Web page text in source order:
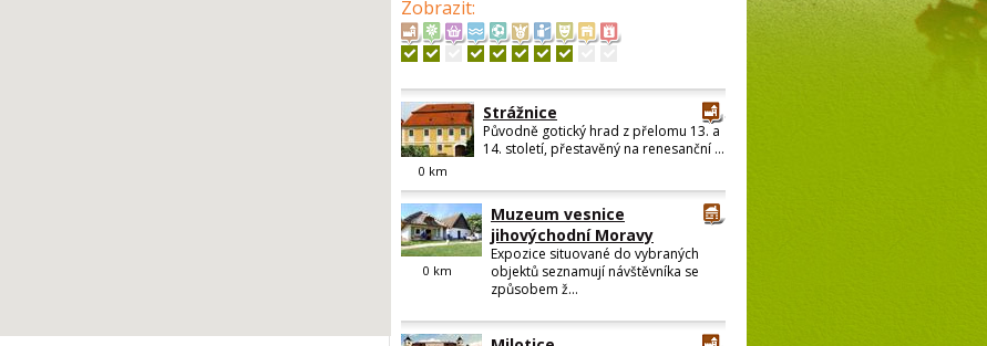
Zobrazit:
0 km
Strážnice
Původně gotický hrad z přelomu 13. a
14. století, přestavěný na renesanční ...
0 km
Muzeum vesnice
jihovýchodní Moravy
Expozice situované do vybraných
objektů seznamují návštěvníka se
způsobem ž...